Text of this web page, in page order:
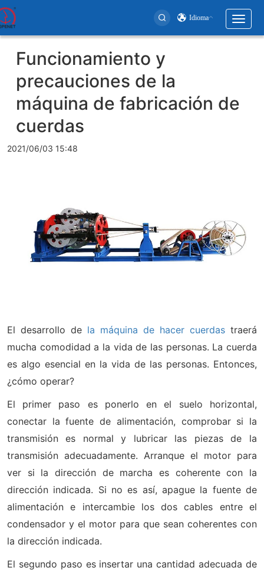
Idioma
Toggle
User
account
menu
Funcionamiento y
precauciones de la
máquina de fabricación de
cuerdas
2021/06/03 15:48
El desarrollo de la máquina de hacer cuerdas traerá
mucha comodidad a la vida de las personas. La cuerda
es algo esencial en la vida de las personas. Entonces,
¿cómo operar?
El primer paso es ponerlo en el suelo horizontal,
conectar la fuente de alimentación, comprobar si la
transmisión es normal y lubricar las piezas de la
transmisión adecuadamente. Arranque el motor para
ver si la dirección de marcha es coherente con la
dirección indicada. Si no es así, apague la fuente de
alimentación e intercambie los dos cables entre el
condensador y el motor para que sean coherentes con
la dirección indicada.
El segundo paso es insertar una cantidad adecuada de